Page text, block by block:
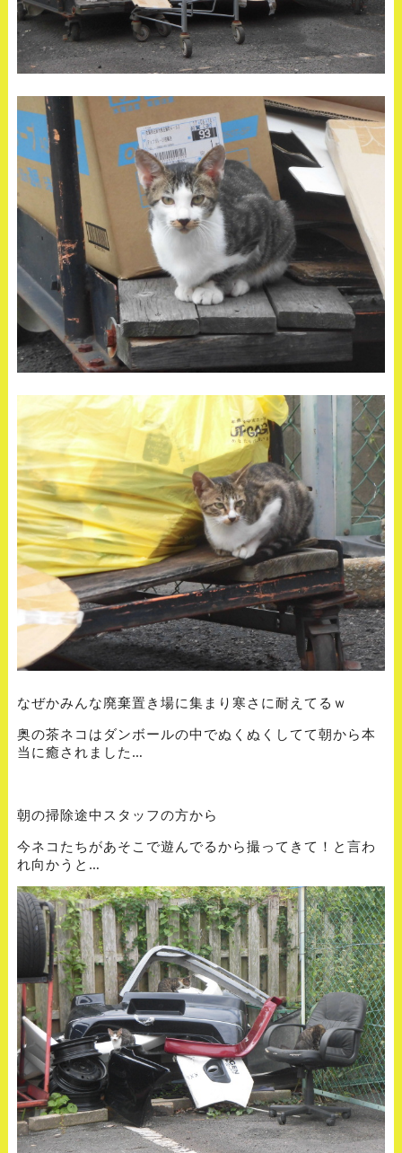
なぜかみんな廃棄置き場に集まり寒さに耐えてるｗ
奥の茶ネコはダンボールの中でぬくぬくしてて朝から本
当に癒されました…
朝の掃除途中スタッフの方から
今ネコたちがあそこで遊んでるから撮ってきて！と言わ
れ向かうと…